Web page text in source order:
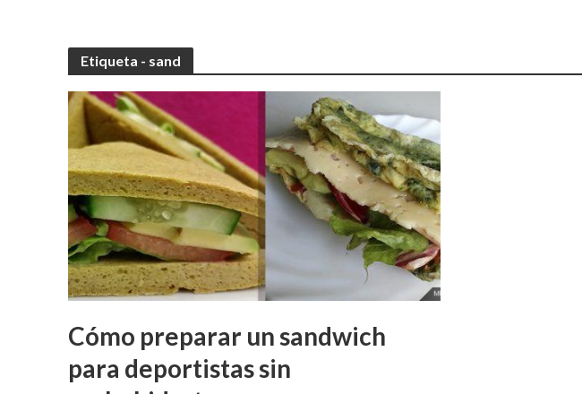
Etiqueta - sand
Cómo preparar un sandwich
para deportistas sin